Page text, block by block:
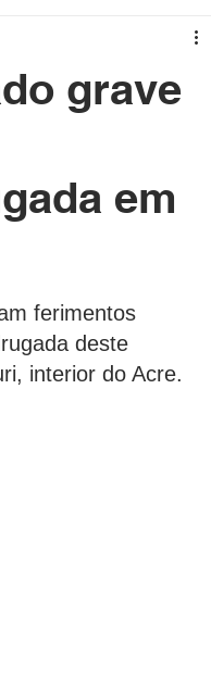
CONSUMIDOR
grave
em
ferimentos
deste
interior do Acre.